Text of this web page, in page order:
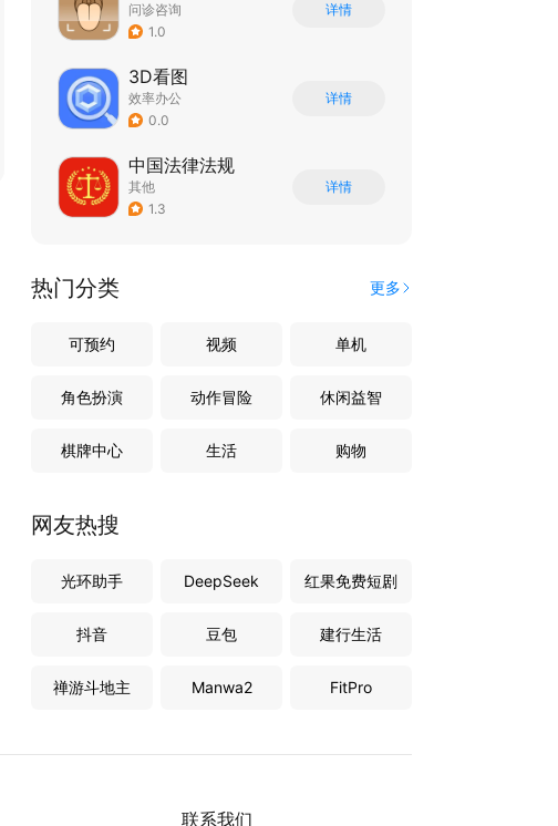
问诊咨询
1.0
详情
3D看图
效率办公
0.0
详情
中国法律法规
其他
1.3
详情
热门分类 更多
可预约 视频 单机
角色扮演 动作冒险 休闲益智
棋牌中心 生活 购物
网友热搜
光环助手 DeepSeek 红果免费短剧
抖音 豆包 建行生活
禅游斗地主 Manwa2 FitPro
联系我们